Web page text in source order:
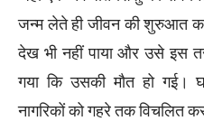
जन्म लेते ही जीवन की शुरुआत
देख भी नहीं पाया और उसे इस
गया कि उसकी मौत हो
नागरिकों को गहरे तक विचलित